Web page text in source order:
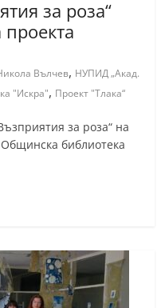
за роза“
Вълчев, НУПИД „Акад.
"Искра", Проект "Тлака“
за роза“ на
библиотека